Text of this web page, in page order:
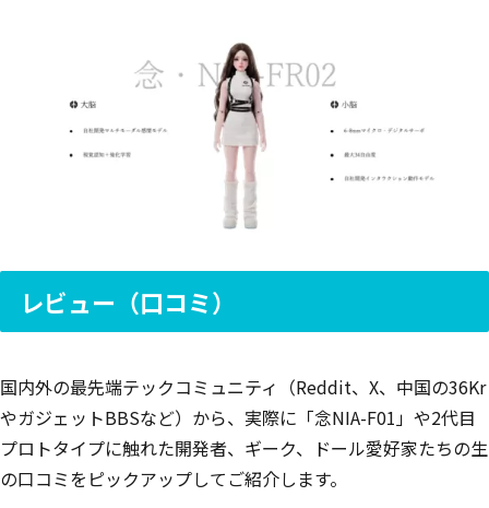
レビュー（口コミ）
国内外の最先端テックコミュニティ（Reddit、X、中国の36Kr
やガジェットBBSなど）から、実際に「念NIA-F01」や2代目
プロトタイプに触れた開発者、ギーク、ドール愛好家たちの生
の口コミをピックアップしてご紹介します。